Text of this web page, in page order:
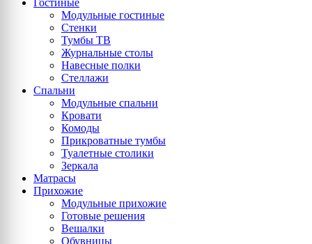
Модульные гостиные
Стенки
Тумбы ТВ
Журнальные столы
Навесные полки
Стеллажи
Спальни
Модульные спальни
Кровати
Комоды
Прикроватные тумбы
Туалетные столики
Зеркала
Матрасы
Прихожие
Модульные прихожие
Готовые решения
Вешалки
Обувницы